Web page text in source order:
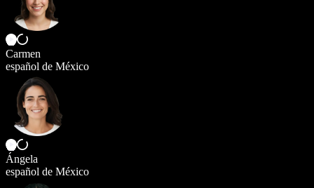
Carmen
español de México
Ángela
español de México